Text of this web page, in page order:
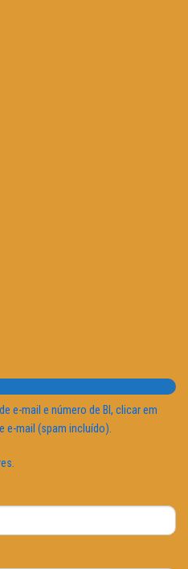
e-mail e número de BI, clicar em
e-mail (spam incluído).